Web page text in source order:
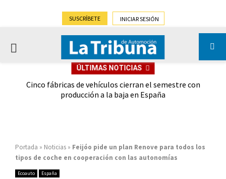
SUSCRÍBETE INICIAR SESIÓN
PRIMARY
ÚLTIMAS NOTICIAS
Cinco fábricas de vehículos cierran el semestre con
producción a la baja en España
Portada » Noticias » Feijóo pide un plan Renove para todos los
tipos de coche en cooperación con las autonomías
Ecoauto España